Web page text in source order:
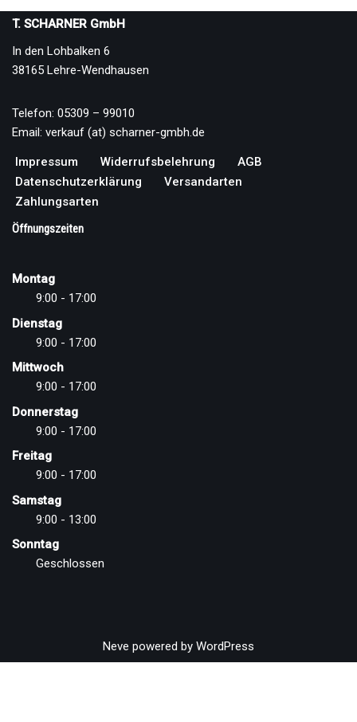
T. SCHARNER GmbH
In den Lohbalken 6
38165 Lehre-Wendhausen
Telefon: 05309 – 99010
Email: verkauf (at) scharner-gmbh.de
Impressum Widerrufsbelehrung
AGB
Datenschutzerklärung
Versandarten
Zahlungsarten
Öffnungszeiten
Montag
9:00 - 17:00
Dienstag
9:00 - 17:00
Mittwoch
9:00 - 17:00
Donnerstag
9:00 - 17:00
Freitag
9:00 - 17:00
Samstag
9:00 - 13:00
Sonntag
Geschlossen
Neve powered by WordPress